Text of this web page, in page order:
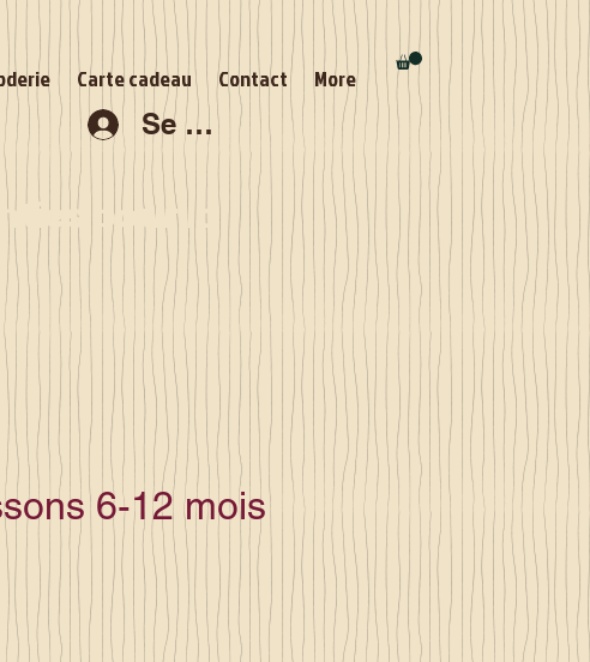
Carte cadeau Contact More
Se connecter
pour la
6-12 mois